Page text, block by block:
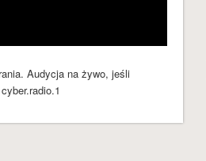
Audycja na żywo, jeśli